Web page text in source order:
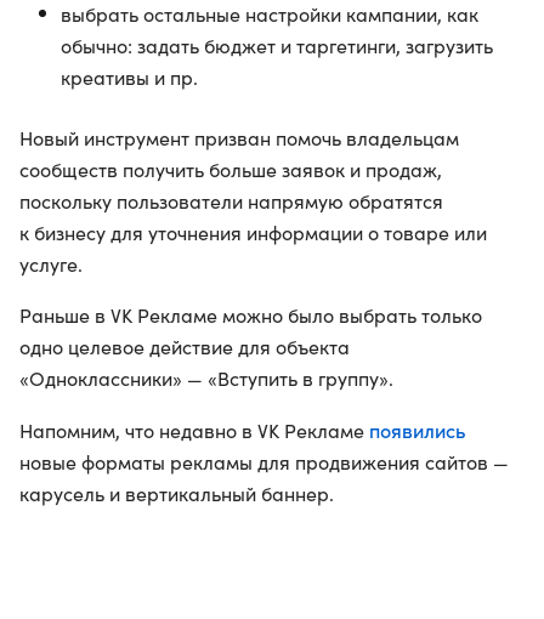
выбрать остальные настройки кампании, как
обычно: задать бюджет и таргетинги, загрузить
креативы и пр.
Новый инструмент призван помочь владельцам
сообществ получить больше заявок и продаж,
поскольку пользователи напрямую обратятся
к бизнесу для уточнения информации о товаре или
услуге.
Раньше в VK Рекламе можно было выбрать только
одно целевое действие для объекта
«Одноклассники» — «Вступить в группу».
Напомним, что недавно в VK Рекламе появились
новые форматы рекламы для продвижения сайтов —
карусель и вертикальный баннер.